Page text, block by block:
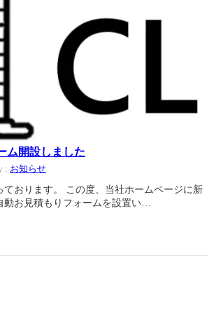
ム開設しました
: お知らせ
ております。 この度、当社ホームページに新
動お見積もりフォームを設置い…